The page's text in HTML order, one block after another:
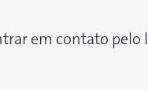
em contato pelo